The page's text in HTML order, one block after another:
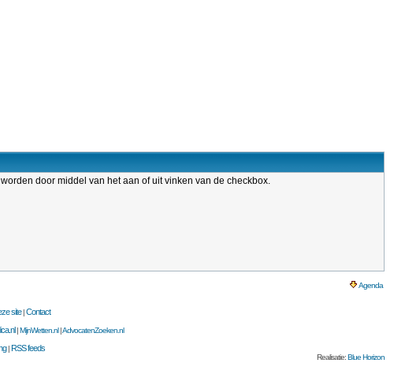
door middel van het aan of uit vinken van de checkbox.
Agenda
site|Contact
|MijnWetten.nl|AdvocatenZoeken.nl
|RSS feeds
Realisatie:Blue Horizon